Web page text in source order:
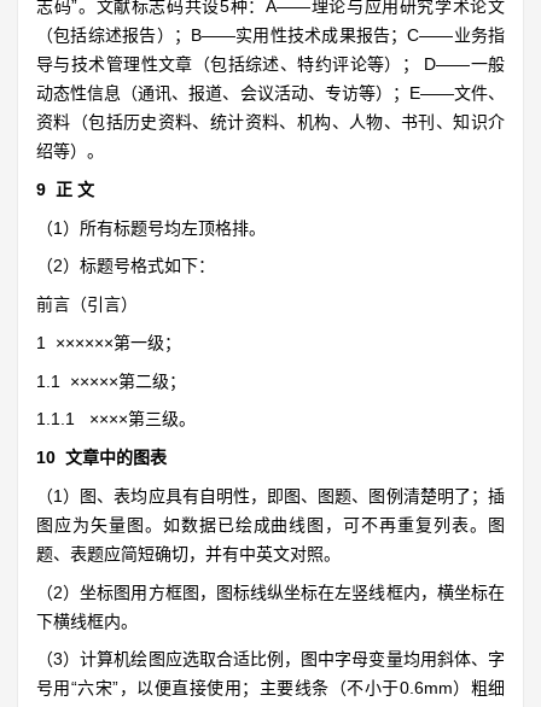
志码”。文献标志码共设5种：A——理论与应用研究学术论文
（包括综述报告）；B——实用性技术成果报告；C——业务指
导与技术管理性文章（包括综述、特约评论等）； D——一般
动态性信息（通讯、报道、会议活动、专访等）；E——文件、
资料（包括历史资料、统计资料、机构、人物、书刊、知识介
绍等）。
9 正 文
（1）所有标题号均左顶格排。
（2）标题号格式如下：
前言（引言）
1 ××××××第一级；
1.1 ×××××第二级；
1.1.1 ××××第三级。
10 文章中的图表
（1）图、表均应具有自明性，即图、图题、图例清楚明了；插
图应为矢量图。如数据已绘成曲线图，可不再重复列表。图
题、表题应简短确切，并有中英文对照。
（2）坐标图用方框图，图标线纵坐标在左竖线框内，横坐标在
下横线框内。
（3）计算机绘图应选取合适比例，图中字母变量均用斜体、字
号用“六宋”，以便直接使用；主要线条（不小于0.6mm）粗细